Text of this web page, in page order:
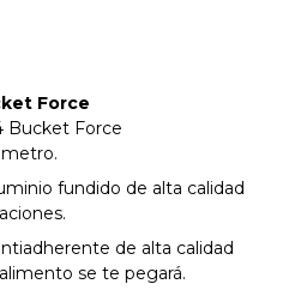
Force
Bucket Force
fundido de alta calidad
de alta calidad
se te pegará.